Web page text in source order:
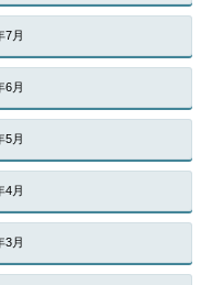
7月
6月
5月
4月
3月